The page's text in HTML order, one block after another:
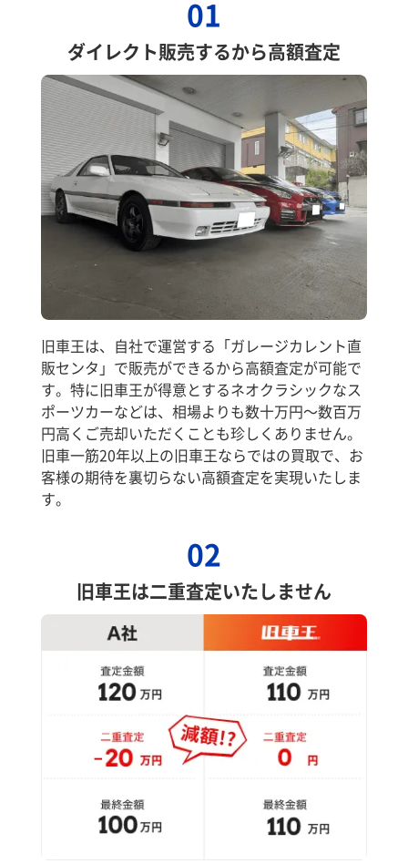
01
ダイレクト販売するから高額査定
旧車王は、自社で運営する「ガレージカレント直
販センタ」で販売ができるから高額査定が可能で
す。特に旧車王が得意とするネオクラシックなス
ポーツカーなどは、相場よりも数十万円～数百万
円高くご売却いただくことも珍しくありません。
旧車一筋20年以上の旧車王ならではの買取で、お
客様の期待を裏切らない高額査定を実現いたしま
す。
02
旧車王は二重査定いたしません